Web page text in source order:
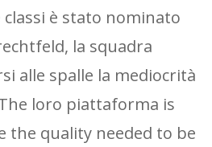
classi è stato nominato
la squadra
alle spalle la mediocrità
loro piattaforma is
the quality needed to be